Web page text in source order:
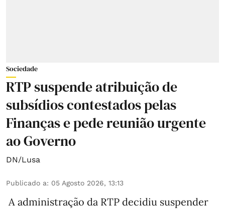
Sociedade
RTP suspende atribuição de
subsídios contestados pelas
Finanças e pede reunião urgente
ao Governo
DN/Lusa
Publicado a: 05 Agosto 2026, 13:13
A administração da RTP decidiu suspender